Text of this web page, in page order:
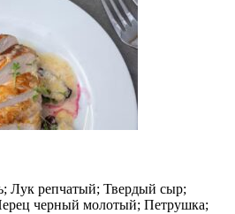
Лук репчатый; Твердый сыр;
черный молотый; Петрушка;